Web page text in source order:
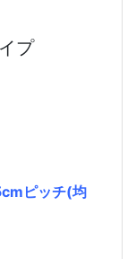
プ
ピッチ(均